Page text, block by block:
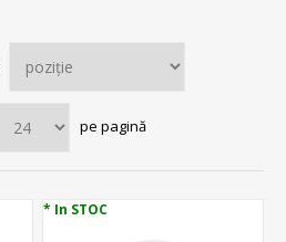
pe pagină
* In STOC